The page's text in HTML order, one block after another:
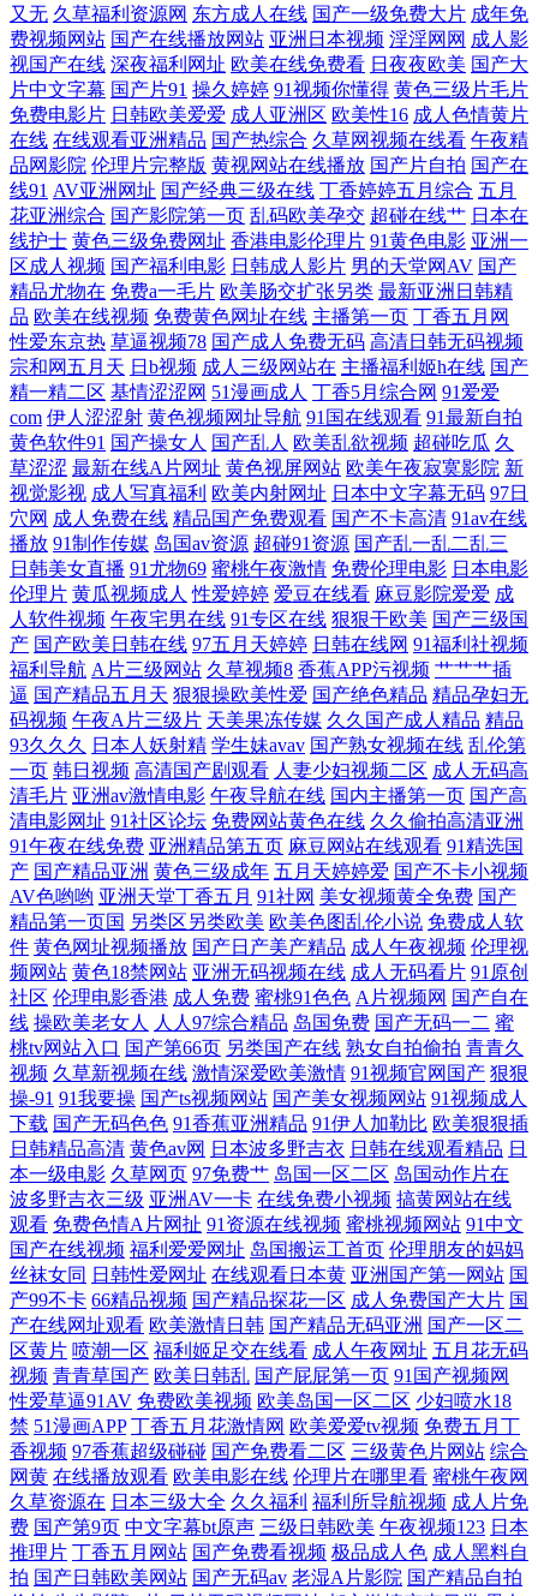
产户外露出在线观看 天天精品人人综合 国产福利大秀伪娘 深夜影院 国产
精品高潮久久 四川乱子伦视频国产 九一美女肏屄 在线观看一 老女人色情
导航 自拍视频啪 两个人看 中文字幕黄色毛片 看全色黄 在线观看国产日韩
老湿机福利视屏 在线观看不卡一区 精品熟女 亚洲瑟图欧美 精品人伦一区
二区三区 中国精品国产yw在线 欧美成人中文在线 91软件网战试看 日韩国
产久久 丁香在线电影 三级一区二区三区 大菠萝福建导航 色国产在线视频
一区 国产精品天天天天影视 亚洲精品国产综合99久久一区 好吊妞视频 亚
洲最大综合日韩精品 成全电影大全在线播放 不卡伦理AV 香港三级一区二
韩国美女AV导航 一区二区国产视频 精品亚洲特黄在线观看 亚洲愉拍一区
二区三区 极品国产9 影音先锋鲁鲁 久久足交视频 在线亚洲日本欧美 蜜桃
专区 中文字幕日99婷婷 另类国产在线 在线天堂最新版www 日韩无码导航
老司机午夜 电影免费看 天天摸超碰天天操 国产拍揄 亚州另类10页 国产在
线中 亚洲高清最新av网站 国产综合一区 亚洲一区网站观看 精品国语任你
在线电影高清影院 两个人免费 中文字幕无线乱码视频 内射白丝JK 91在线
观看玖玖 欧洲综合唯美清纯自拍 av资源中文字幕 日本精品少妇一区二区
三区 电影在线高清完整版 瑟瑟视频 国产精品秘 午夜福利a毛片 国产亚洲
欧美二区三区 亚洲精品女人久久久 国产综合色在线精品 亚洲熟女乱综合
黄网123 亚洲中文字幕一区在线 经典三级网址 一本道无码一区二区 久久
先锋资源 真人性做爰在线观看 美女扣屄内射 中文字幕首页 青娱乐av91 电
视剧在线观看免费网 手机在线亚洲日韩国产 国产高清肏屄电影 丝袜香蕉
论理 国产第一二页 80s在线观看 欧美狂野 97欧美国产自产 日本亚洲欧美
综合在 欧洲色色网 草莓视频app入口 日韩aⅴ黄日韩a影片 国产欧美国日产
在线播放 亚洲天堂一区 九七电影资源 做爽在线观看 欧美日韩国产精品一
区 99高清国产自产 日韩免费在线电影 东京热在线观看网址 天天草夜夜草
5252 国产欧美日韩中文 亚洲欧洲国产精品 精品多人 在线亚洲日韩欧 av成
人精品 激情四射天柳婷婷 福利区在线观看 天堂影院 国产免费乱在线观看
又无 久草福利资源网 东方成人在线 国产一级免费大片 成年免
费视频网站 国产在线播放网站 亚洲日本视频 淫淫网网 成人影
视国产在线 深夜福利网址 欧美在线免费看 日夜夜欧美 国产大
片中文字幕 国产片91 操久婷婷 91视频你懂得 黄色三级片毛片
免费电影片 日韩欧美爱爱 成人亚洲区 欧美性16 成人色情黄片
在线 在线观看亚洲精品 国产热综合 久草网视频在线看 午夜精
品网影院 伦理片完整版 黄视网站在线播放 国产片自拍 国产在
线91 AV亚洲网址 国产经典三级在线 丁香婷婷五月综合 五月
花亚洲综合 国产影院第一页 乱码欧美孕交 超碰在线艹 日本在
线护士 黄色三级免费网址 香港电影伦理片 91黄色电影 亚洲一
区成人视频 国产福利电影 日韩成人影片 男的天堂网AV 国产
精品尤物在 免费a一毛片 欧美肠交扩张另类 最新亚洲日韩精
品 欧美在线视频 免费黄色网址在线 主播第一页 丁香五月网
性爱东京热 草逼视频78 国产成人免费无码 高清日韩无码视频
宗和网五月天 日b视频 成人三级网站在 主播福利姬h在线 国产
精一精二区 基情涩涩网 51漫画成人 丁香5月综合网 91爱爱
com 伊人涩涩射 黄色视频网址导航 91国在线观看 91最新自拍
黄色软件91 国产操女人 国产乱人 欧美乱欲视频 超碰吃瓜 久
草涩涩 最新在线A片网址 黄色视屏网站 欧美午夜寂寞影院 新
视觉影视 成人写真福利 欧美内射网址 日本中文字幕无码 97日
穴网 成人免费在线 精品国产免费观看 国产不卡高清 91av在线
播放 91制作传媒 岛国av资源 超碰91资源 国产乱一乱二乱三
日韩美女直播 91尤物69 蜜桃午夜激情 免费伦理电影 日本电影
伦理片 黄瓜视频成人 性爱婷婷 爱豆在线看 麻豆影院爱爱 成
人软件视频 午夜宅男在线 91专区在线 狠狠干欧美 国产三级国
产 国产欧美日韩在线 97五月天婷婷 日韩在线网 91福利社视频
福利导航 A片三级网站 久草视频8 香蕉APP污视频 艹艹艹插
逼 国产精品五月天 狠狠操欧美性爱 国产绝色精品 精品孕妇无
码视频 午夜A片三级片 天美果冻传媒 久久国产成人精品 精品
93久久久
日本人妖射精 学生妹avav 国产熟女视频在线 乱伦第
一页 韩日视频 高清国产剧观看 人妻少妇视频二区 成人无码高
清毛片 亚洲av激情电影 午夜导航在线 国内主播第一页 国产高
清电影网址 91社区论坛 免费网站黄色在线 久久偷拍高清亚洲
91午夜在线免费 亚洲精品第五页 麻豆网站在线观看 91精选国
产 国产精品亚洲 黄色三级成年 五月天婷婷爱 国产不卡小视频
AV色哟哟 亚洲天堂丁香五月 91社网 美女视频黄全免费 国产
精品第一页国 另类区另类欧美 欧美色图乱伦小说 免费成人软
件 黄色网址视频播放 国产日产美产精品 成人午夜视频 伦理视
频网站 黄色18禁网站 亚洲无码视频在线 成人无码看片 91原创
社区 伦理电影香港 成人免费 蜜桃91色色 A片视频网 国产自在
线 操欧美老女人 人人97综合精品 岛国免费 国产无码一二 蜜
桃tv网站入口 国产第66页 另类国产在线 熟女自拍偷拍 青青久
视频 久草新视频在线 激情深爱欧美激情 91视频官网国产 狠狠
操-91 91我要操 国产ts视频网站 国产美女视频网站 91视频成人
下载 国产无码色色 91香蕉亚洲精品 91伊人加勒比 欧美狠狠插
日韩精品高清 黄色av网 日本波多野吉衣 日韩在线观看精品 日
本一级电影 久草网页 97免费艹 岛国一区二区 岛国动作片在
波多野吉衣三级 亚洲AV一卡 在线免费小视频 搞黄网站在线
观看 免费色情A片网扯 91资源在线视频 蜜桃视频网站 91中文
国产在线视频 福利爱爱网址 岛国搬运工首页 伦理朋友的妈妈
丝袜女同 日韩性爱网址 在线观看日本黄 亚洲国产第一网站 国
产99不卡 66精品视频 国产精品探花一区 成人免费国产大片 国
产在线网址观看 欧美激情日韩 国产精品无码亚洲 国产一区二
区黄片 喷潮一区 福利姬足交在线看 成人午夜网址 五月花无码
视频 青青草国产 欧美日韩乱 国产屁屁第一页 91国产视频网
性爱草逼91AV 免费欧美视频 欧美岛国一区二区 少妇喷水18
禁 51漫画APP 丁香五月花激情网 欧美爱爱tv视频 免费五月丁
香视频 97香蕉超级碰碰 国产免费看二区 三级黄色片网站 综合
网黄 在线播放观看 欧美电影在线 伦理片在哪里看 蜜桃午夜网
久草资源在 日本三级大全 久久福利 福利所导航视频 成人片免
费 国产第9页 中文字幕bt原声 三级日韩欧美 午夜视频123 日本
推理片 丁香五月网站 国产免费看视频 极品成人色 成人黑料自
拍 国产日韩欧美网站 国产无码av 老湿A片影院 国产精品自拍